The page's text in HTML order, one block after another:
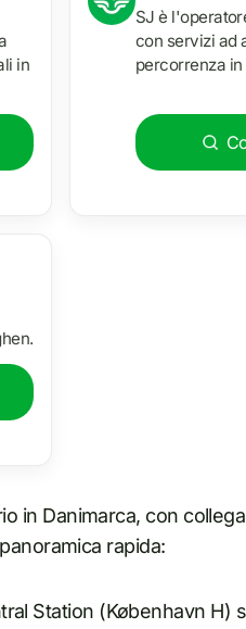
in
SJ è
con servizi ad
percorrenza
in Danimarca, con
rapida:
Station (København H)